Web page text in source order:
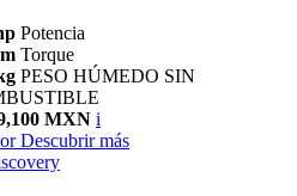
Potencia
Torque
PESO HÚMEDO SIN
MXN i
Descubrir más